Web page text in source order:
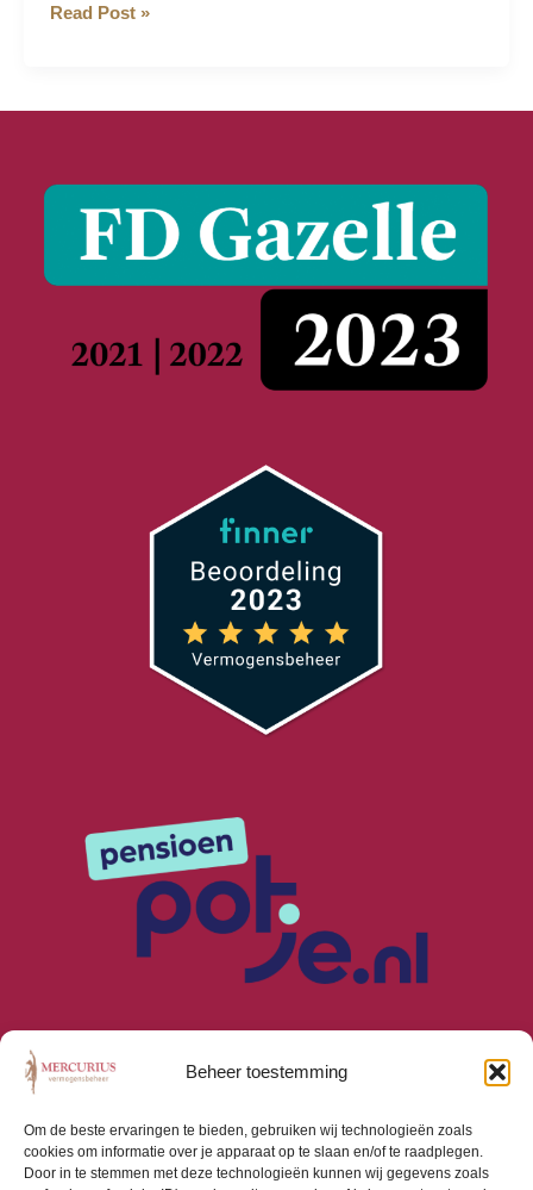
Beheer toestemming
Om de beste ervaringen te bieden, gebruiken wij technologieën zoals
cookies om informatie over je apparaat op te slaan en/of te raadplegen.
Door in te stemmen met deze technologieën kunnen wij gegevens zoals
Investor
Read Post »
Algemene Voorwaarden
Privacyverklaring